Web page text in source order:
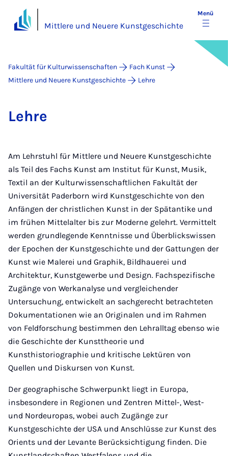
Mittlere und Neuere Kunstgeschichte
Menü
Fakultät für Kulturwissenschaften
Fach Kunst
Mittlere und Neuere Kunstgeschichte
Lehre
Leh­re
Am Lehrstuhl für Mittlere und Neuere Kunstgeschichte
als Teil des Fachs Kunst am Institut für Kunst, Musik,
Textil an der Kulturwissenschaftlichen Fakultät der
Universität Paderborn wird Kunstgeschichte von den
Anfängen der christlichen Kunst in der Spätantike und
im frühen Mittelalter bis zur Moderne gelehrt. Vermittelt
werden grundlegende Kenntnisse und Überblickswissen
der Epochen der Kunstgeschichte und der Gattungen der
Kunst wie Malerei und Graphik, Bildhauerei und
Architektur, Kunstgewerbe und Design. Fachspezifische
Zugänge von Werkanalyse und vergleichender
Untersuchung, entwickelt an sachgerecht betrachteten
Dokumentationen wie an Originalen und im Rahmen
von Feldforschung bestimmen den Lehralltag ebenso wie
die Geschichte der Kunsttheorie und
Kunsthistoriographie und kritische Lektüren von
Quellen und Diskursen von Kunst.
Der geographische Schwerpunkt liegt in Europa,
insbesondere in Regionen und Zentren Mittel-, West-
und Nordeuropas, wobei auch Zugänge zur
Kunstgeschichte der USA und Anschlüsse zur Kunst des
Orients und der Levante Berücksichtigung finden. Die